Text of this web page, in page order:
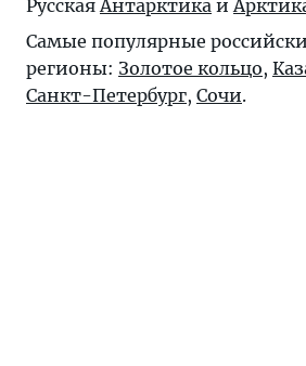
Русская Антарктика и
Самые популярные
регионы: Золотое кольцо,
Санкт-Петербург, Сочи.